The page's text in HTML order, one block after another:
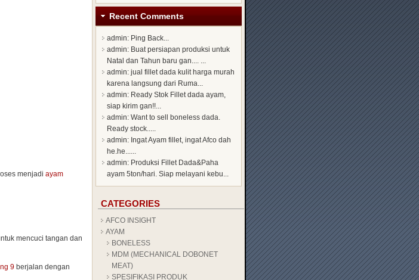
menjadi ayam
mencuci tangan dan
9 berjalan dengan
Recent Comments
admin: Ping Back...
admin: Buat persiapan produksi untuk
Natal dan Tahun baru gan.... ...
admin: jual fillet dada kulit harga murah
karena langsung dari Ruma...
admin: Ready Stok Fillet dada ayam,
siap kirim gan!!...
admin: Want to sell boneless dada.
Ready stock.....
admin: Ingat Ayam fillet, ingat Afco dah
he.he......
admin: Produksi Fillet Dada&Paha
ayam 5ton/hari. Siap melayani kebu...
CATEGORIES
AFCO INSIGHT
AYAM
BONELESS
MDM (MECHANICAL DOBONET
MEAT)
SPESIFIKASI PRODUK